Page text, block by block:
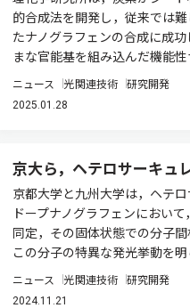
的合成法を開発し，従来では
たナノグラフェンの合成に成
まな官能基を組み込んだ機能性
ニュース 光関連技術 研究開発
2025.01.28
京大ら，ヘテロサーキュ
京都大学と九州大学は，ヘテ
ドープナノグラフェンにおい
同定，その固体状態での分子
この分子の特異な発光挙動を
ニュース 光関連技術 研究開発
2024.11.21